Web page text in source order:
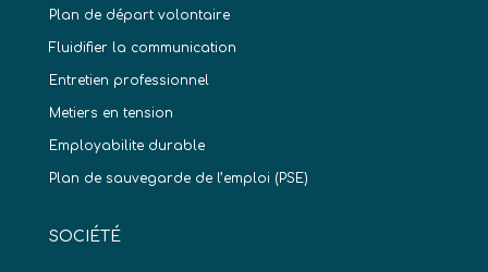
Plan de départ volontaire
Fluidifier la communication
Entretien professionnel
Metiers en tension
Employabilite durable
Plan de sauvegarde de l’emploi (PSE)
SOCIÉTÉ